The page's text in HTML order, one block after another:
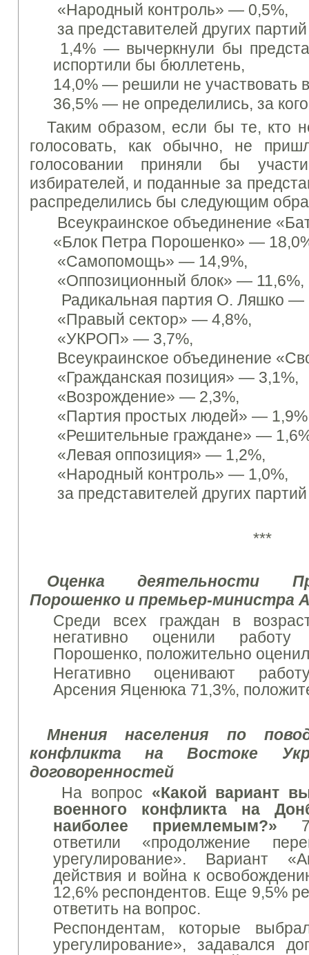
«Народный контроль» — 0,5%,
за представителей других
1,4% — вычеркнули бы
испортили бы бюллетень,
14,0% — решили не участвовать
36,5% — не определились, за
Таким образом, если бы те, кто
голосовать, как обычно, не
голосовании приняли бы
избирателей, и поданные за
распределились бы следующим
Всеукраинское объединение
«Блок Петра Порошенко» —
«Самопомощь» — 14,9%,
«Оппозиционный блок» — 11,6%,
Радикальная партия О. Ляшко —
«Правый сектор» — 4,8%,
«УКРОП» — 3,7%,
Всеукраинское объединение
«Гражданская позиция» — 3,1%,
«Возрождение» — 2,3%,
«Партия простых людей» —
«Решительные граждане» —
«Левая оппозиция» — 1,2%,
«Народный контроль» — 1,0%,
за представителей других
***
Оценка деятельности
Порошенко и премьер-министра
Среди всех граждан в
негативно оценили работу
Порошенко, положительно
Негативно оценивают
Арсения Яценюка 71,3%,
Мнения населения по
конфликта на Востоке
договоренностей
На вопрос «Какой вариант
военного конфликта на
наиболее приемлемым?»
ответили «продолжение
урегулирование». Вариант
действия и война к
12,6% респондентов. Еще 9,5%
ответить на вопрос.
Респондентам, которые
урегулирование», задавался